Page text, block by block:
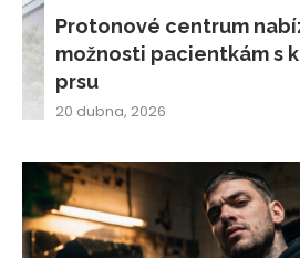
Protonové centrum
možnosti pacientkám s
prsu
20 dubna, 2026